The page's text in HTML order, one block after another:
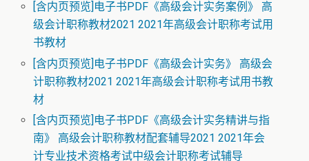
[含内页预览]电子书PDF《高级会计实务案例》 高
级会计职称教材2021 2021年高级会计职称考试用
书教材
[含内页预览]电子书PDF《高级会计实务》 高级会
计职称教材2021 2021年高级会计职称考试用书教
材
[含内页预览]电子书PDF《高级会计实务精讲与指
南》 高级会计职称教材配套辅导2021 2021年会
计专业技术资格考试中级会计职称考试辅导